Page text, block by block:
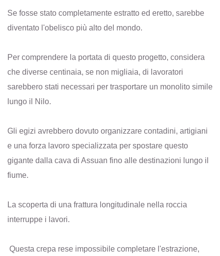
Se fosse stato completamente estratto ed eretto, sarebbe
diventato l'obelisco più alto del mondo.
Per comprendere la portata di questo progetto, considera
che diverse centinaia, se non migliaia, di lavoratori
sarebbero stati necessari per trasportare un monolito simile
lungo il Nilo.
Gli egizi avrebbero dovuto organizzare contadini, artigiani
e una forza lavoro specializzata per spostare questo
gigante dalla cava di Assuan fino alle destinazioni lungo il
fiume.
La scoperta di una frattura longitudinale nella roccia
interruppe i lavori.
Questa crepa rese impossibile completare l'estrazione,